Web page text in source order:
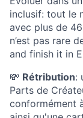
inclusif: tout le
avec plus de
n’est pas rare
and finish it in
💸 Rétribution:
Parts de
conformément